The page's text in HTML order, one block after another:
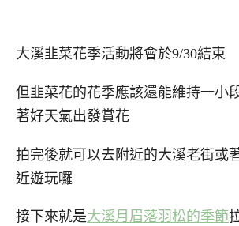
大溪韭菜花季活動將會於9/30結束
但韭菜花的花季應該還能維持一小
著好天氣出發賞花
拍完後就可以去附近的大溪老街或
近遊玩囉
接下來就是大溪月眉落羽松的季節